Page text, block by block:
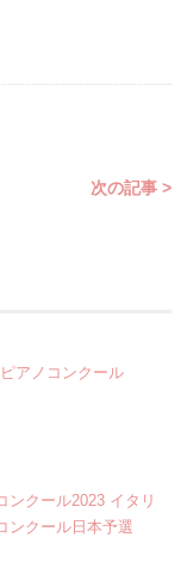
次の記事 >
アノコンクール
ンクール2023 イタリ
ンクール日本予選